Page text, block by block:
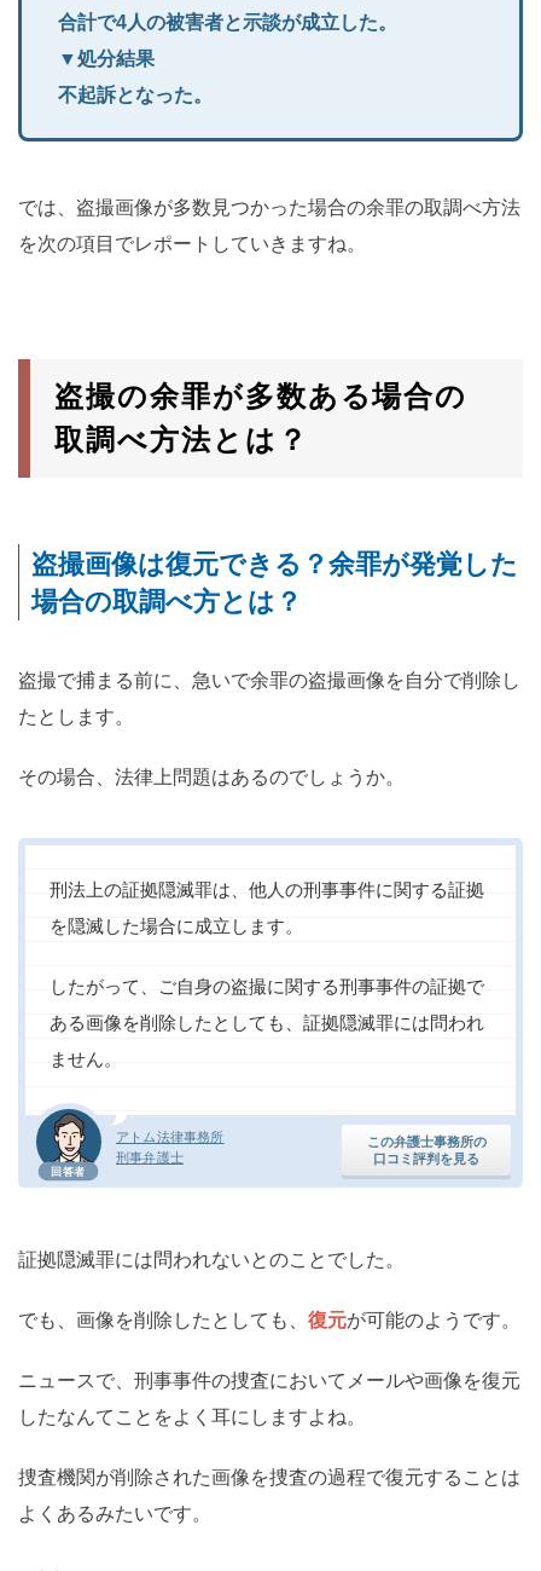
合計で4人の被害者と示談が成立した。
▼処分結果
不起訴となった。
では、盗撮画像が多数見つかった場合の余罪の取調べ方法
を次の項目でレポートしていきますね。
盗撮の余罪が多数ある場合の
取調べ方法とは？
盗撮画像は復元できる？余罪が発覚した
場合の取調べ方とは？
盗撮で捕まる前に、急いで余罪の盗撮画像を自分で削除し
たとします。
その場合、法律上問題はあるのでしょうか。
回答者
アトム法律事務所
刑事弁護士
この弁護士事務所の
口コミ評判を見る
刑法上の証拠隠滅罪は、他人の刑事事件に関する証拠
を隠滅した場合に成立します。
したがって、ご自身の盗撮に関する刑事事件の証拠で
ある画像を削除したとしても、証拠隠滅罪には問われ
ません。
証拠隠滅罪には問われないとのことでした。
でも、画像を削除したとしても、 復元が可能のようです。
ニュースで、刑事事件の捜査においてメールや画像を復元
したなんてことをよく耳にしますよね。
捜査機関が削除された画像を捜査の過程で復元することは
よくあるみたいです。